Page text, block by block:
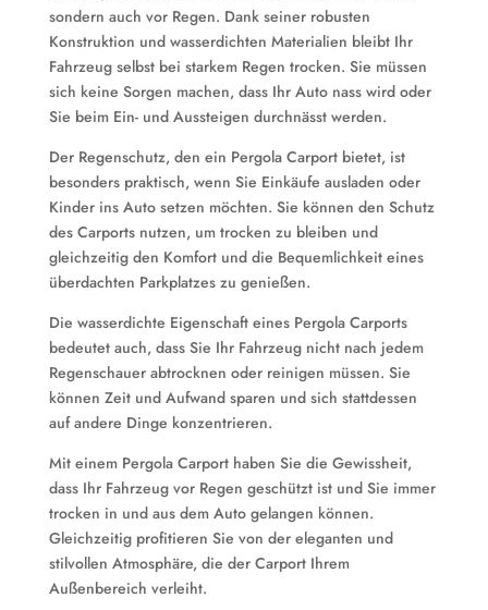
sondern auch vor Regen. Dank seiner robusten
Konstruktion und wasserdichten Materialien bleibt Ihr
Fahrzeug selbst bei starkem Regen trocken. Sie müssen
sich keine Sorgen machen, dass Ihr Auto nass wird oder
Sie beim Ein- und Aussteigen durchnässt werden.
Der Regenschutz, den ein Pergola Carport bietet, ist
besonders praktisch, wenn Sie Einkäufe ausladen oder
Kinder ins Auto setzen möchten. Sie können den Schutz
des Carports nutzen, um trocken zu bleiben und
gleichzeitig den Komfort und die Bequemlichkeit eines
überdachten Parkplatzes zu genießen.
Die wasserdichte Eigenschaft eines Pergola Carports
bedeutet auch, dass Sie Ihr Fahrzeug nicht nach jedem
Regenschauer abtrocknen oder reinigen müssen. Sie
können Zeit und Aufwand sparen und sich stattdessen
auf andere Dinge konzentrieren.
Mit einem Pergola Carport haben Sie die Gewissheit,
dass Ihr Fahrzeug vor Regen geschützt ist und Sie immer
trocken in und aus dem Auto gelangen können.
Gleichzeitig profitieren Sie von der eleganten und
stilvollen Atmosphäre, die der Carport Ihrem
Außenbereich verleiht.